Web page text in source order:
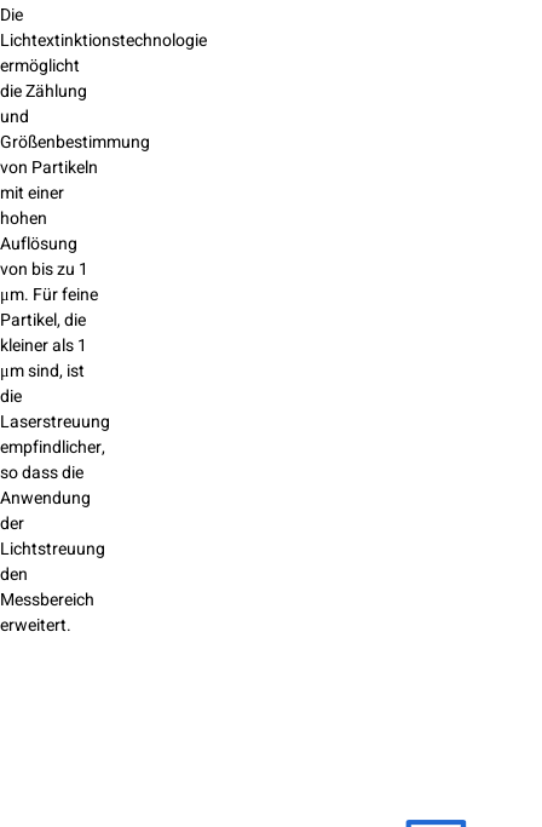
Die
Lichtextinktionstechnologie
ermöglicht
die Zählung
und
Größenbestimmung
von Partikeln
mit einer
hohen
Auflösung
von bis zu 1
μm. Für feine
Partikel, die
kleiner als 1
μm sind, ist
die
Laserstreuung
empfindlicher,
so dass die
Anwendung
der
Lichtstreuung
den
Messbereich
erweitert.